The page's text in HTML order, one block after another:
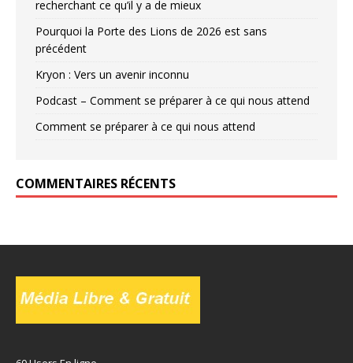
recherchant ce qu’il y a de mieux
Pourquoi la Porte des Lions de 2026 est sans
précédent
Kryon : Vers un avenir inconnu
Podcast – Comment se préparer à ce qui nous attend
Comment se préparer à ce qui nous attend
COMMENTAIRES RÉCENTS